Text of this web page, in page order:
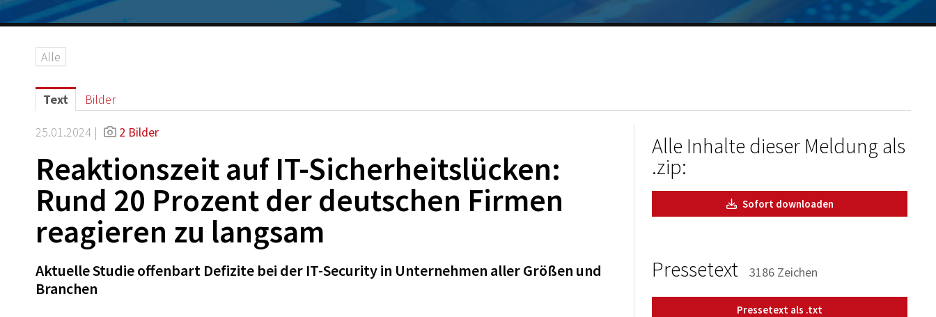
Alle
Text Bilder
25.01.2024 | 2 Bilder
Reaktionszeit auf IT-Sicherheitslücken:
Rund 20 Prozent der deutschen Firmen
reagieren zu langsam
Aktuelle Studie offenbart Defizite bei der IT-Security in Unternehmen aller Größen und
Branchen
Alle Inhalte dieser Meldung als
.zip:
Sofort downloaden
Pressetext 3186 Zeichen
Pressetext als .txt